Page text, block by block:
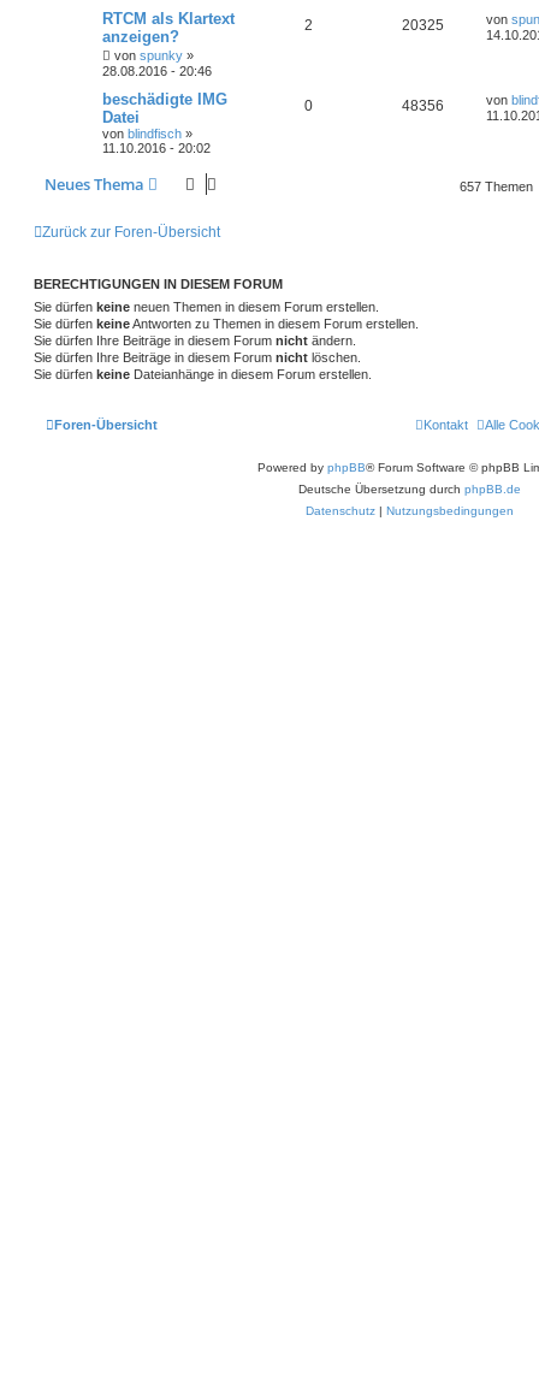
RTCM als Klartext
anzeigen?
von spunky »
28.08.2016 - 20:46
2 20325 von
beschädigte IMG
Datei
von blindfisch »
11.10.2016 - 20:02
0 48356 von
Neues Thema 657 Themen
Zurück zur Foren-Übersicht
BERECHTIGUNGEN IN DIESEM FORUM
Sie dürfen keine neuen Themen in diesem Forum erstellen.
Sie dürfen keineAntworten zu Themen in diesem Forum erstellen.
Sie dürfen Ihre Beiträge in diesem Forum nicht ändern.
Sie dürfen Ihre Beiträge in diesem Forum nicht löschen.
Sie dürfen keine Dateianhänge in diesem Forum erstellen.
Foren-Übersicht Alle
Kontakt
Powered by phpBB® Forum Software © phpBB
Deutsche Übersetzung durch phpBB.de
Datenschutz | Nutzungsbedingungen